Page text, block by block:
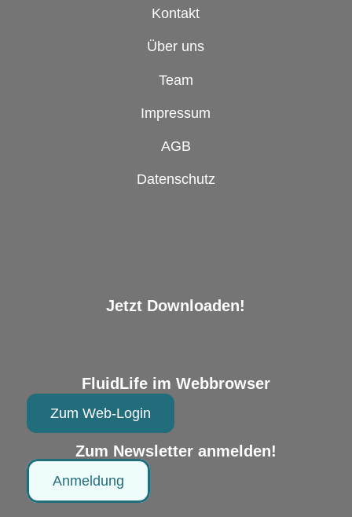
Kontakt
Über uns
Team
Impressum
AGB
Datenschutz
Jetzt Downloaden!
FluidLife im Webbrowser
Zum Web-Login
Zum Newsletter anmelden!
Anmeldung